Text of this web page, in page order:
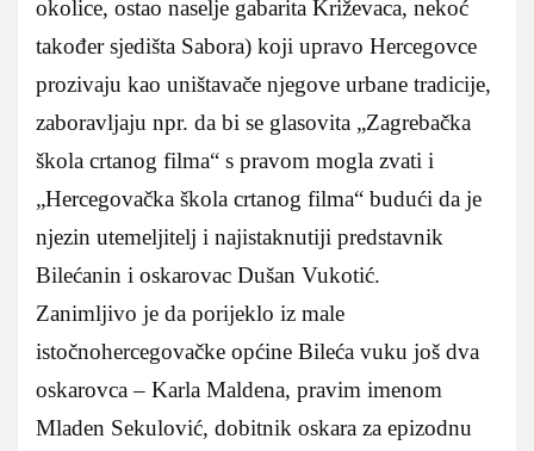
okolice, ostao naselje gabarita Križevaca, nekoć
također sjedišta Sabora) koji upravo Hercegovce
prozivaju kao uništavače njegove urbane tradicije,
zaboravljaju npr. da bi se glasovita „Zagrebačka
škola crtanog filma“ s pravom mogla zvati i
„Hercegovačka škola crtanog filma“ budući da je
njezin utemeljitelj i najistaknutiji predstavnik
Bilećanin i oskarovac Dušan Vukotić.
Zanimljivo je da porijeklo iz male
istočnohercegovačke općine Bileća vuku još dva
oskarovca – Karla Maldena, pravim imenom
Mladen Sekulović, dobitnik oskara za epizodnu